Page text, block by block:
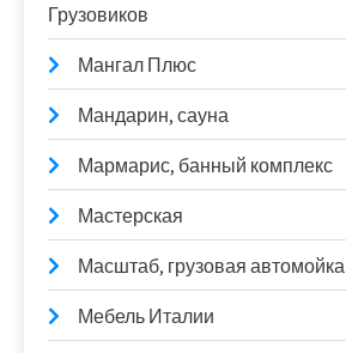
Грузовиков
Мангал Плюс
Мандарин, сауна
Мармарис, банный комплекс
Мастерская
Масштаб, грузовая автомойка
Мебель Италии